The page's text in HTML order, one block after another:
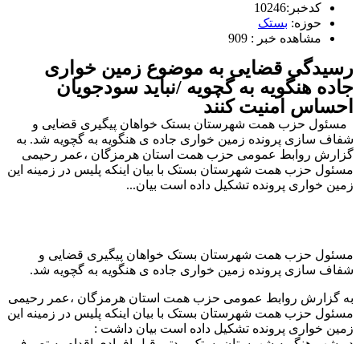
کدخبر:10246
حوزه: بستک
مشاهده خبر : 909
رسیدگی قضایی به موضوع زمین خواری
جاده هنگویه به گچویه /نباید سودجویان
احساس امنیت کنند
مسئول حزب همت شهرستان بستک خواهان پیگیری قضایی و
شفاف سازی پرونده زمین خواری جاده ی هنگویه به گچویه شد. به
گزارش روابط عمومی حزب همت استان هرمزگان ،عمر رحیمی
مسئول حزب همت شهرستان بستک با بیان اینکه پلیس در زمینه این
زمین خواری پرونده تشکیل داده است بیان...
مسئول حزب همت شهرستان بستک خواهان پیگیری قضایی و
شفاف سازی پرونده زمین خواری جاده ی هنگویه به گچویه شد.
به گزارش روابط عمومی حزب همت استان هرمزگان ،عمر رحیمی
مسئول حزب همت شهرستان بستک با بیان اینکه پلیس در زمینه این
زمین خواری پرونده تشکیل داده است بیان داشت :